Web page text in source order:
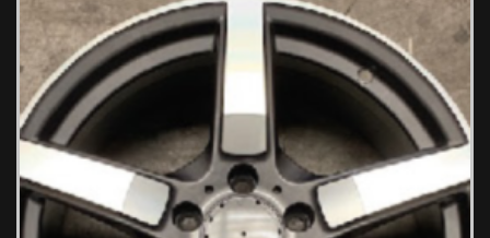
Benz 389 Ζάντες Αυτοκινήτου